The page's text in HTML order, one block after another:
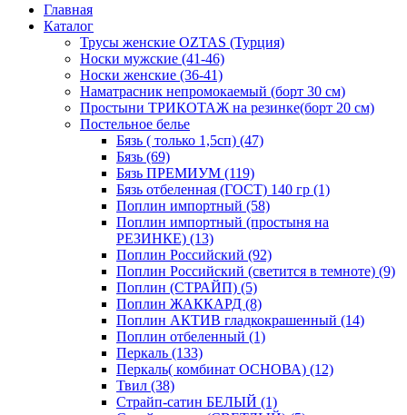
Главная
Каталог
Трусы женские OZTAS (Турция)
Носки мужские (41-46)
Носки женские (36-41)
Наматрасник непромокаемый (борт 30 см)
Простыни ТРИКОТАЖ на резинке(борт 20 см)
Постельное белье
Бязь ( только 1,5сп) (47)
Бязь (69)
Бязь ПРЕМИУМ (119)
Бязь отбеленная (ГОСТ) 140 гр (1)
Поплин импортный (58)
Поплин импортный (простыня на
РЕЗИНКЕ) (13)
Поплин Российский (92)
Поплин Российский (светится в темноте) (9)
Поплин (СТРАЙП) (5)
Поплин ЖАККАРД (8)
Поплин АКТИВ гладкокрашенный (14)
Поплин отбеленный (1)
Перкаль (133)
Перкаль( комбинат ОСНОВА) (12)
Твил (38)
Страйп-сатин БЕЛЫЙ (1)